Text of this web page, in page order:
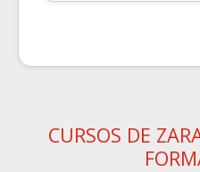
CURSOS DE